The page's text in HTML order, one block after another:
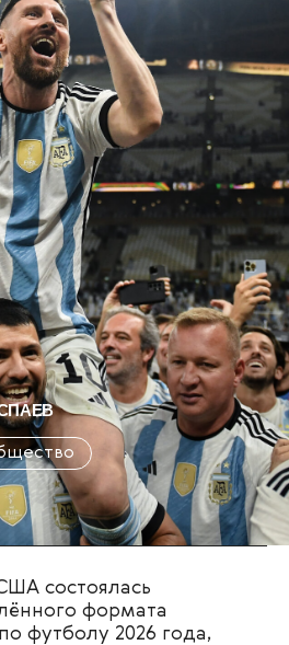
состоялась
формата
футболу 2026 года,